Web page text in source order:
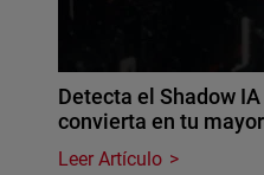
Detecta el Shadow
convierta en tu
Leer Artículo